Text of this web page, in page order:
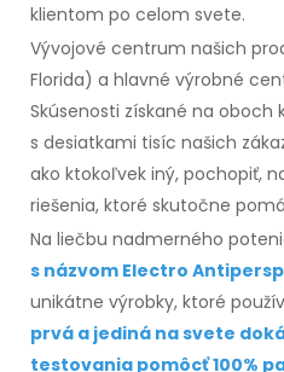
klientom po celom svete.
Vývojové centrum našich
Florida) a hlavné výrobné
Skúsenosti získané na
s desiatkami tisíc našich
ako ktokoľvek iný, pochopiť,
riešenia, ktoré skutočne
Na liečbu nadmerného
s názvom Electro
unikátne výrobky, ktoré
prvá a jediná na svete
testovania pomôcť 100%